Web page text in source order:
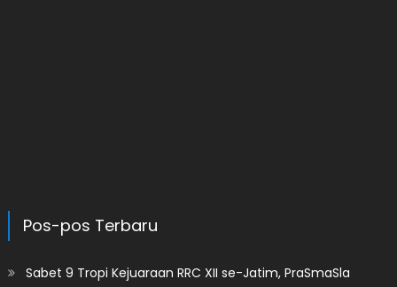
Pos-pos Terbaru
Sabet 9 Tropi Kejuaraan RRC XII se-Jatim, PraSmaSla